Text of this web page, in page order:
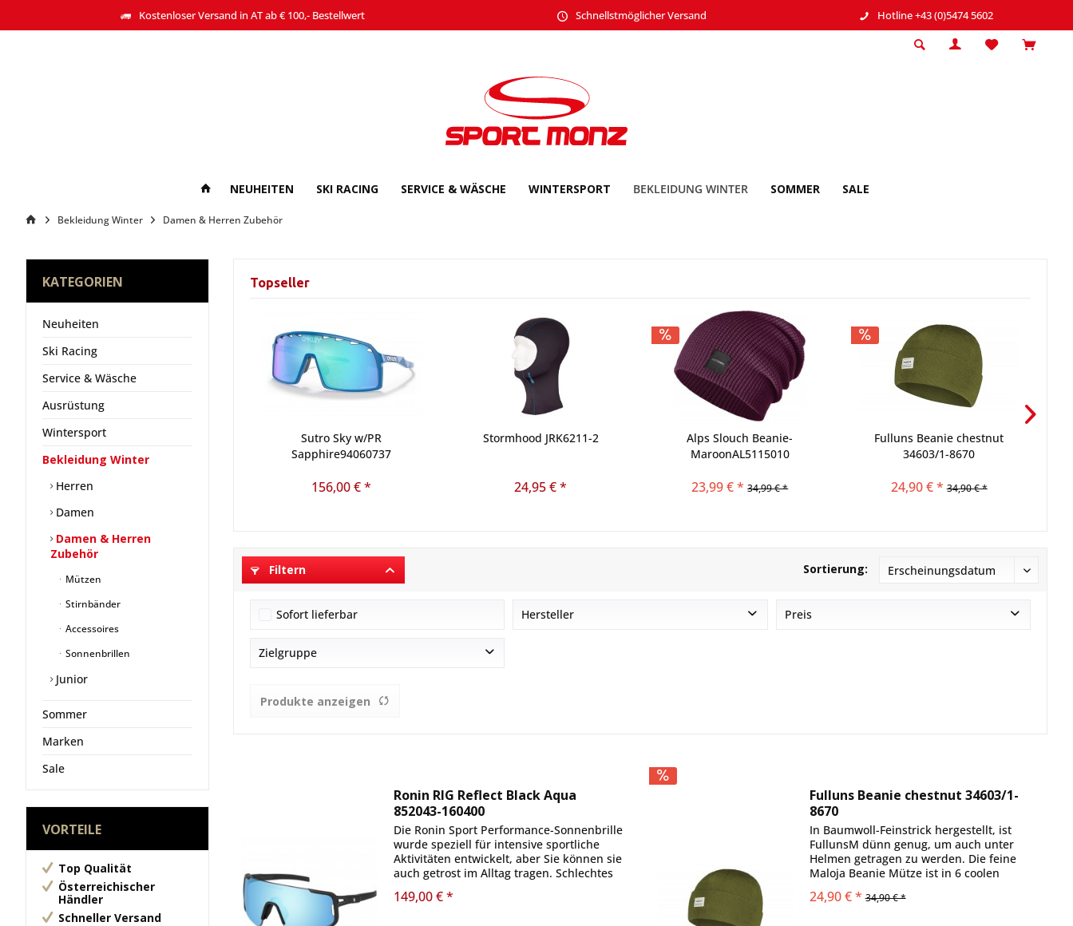
Kostenloser Versand in AT ab € 100,- Bestellwert Schnellstmöglicher Versand Hotline +43 (0)5474 5602
NEUHEITEN SKI RACING SERVICE & WÄSCHE WINTERSPORT BEKLEIDUNG WINTER SOMMER SALE
Bekleidung Winter Damen & Herren Zubehör
KATEGORIEN
Neuheiten
Ski Racing
Service & Wäsche
Ausrüstung
Wintersport
Bekleidung Winter
Herren
Damen
Damen & Herren
Zubehör
Mützen
Stirnbänder
Accessoires
Sonnenbrillen
Junior
Sommer
Marken
Sale
VORTEILE
Top Qualität
Österreichischer
Händler
Schneller Versand
Topseller
Sutro Sky w/PR
Sapphire94060737
156,00 € *
Stormhood JRK6211-2
24,95 € *
Alps Slouch Beanie-
MaroonAL5115010
23,99 € * 34,99 € *
Fulluns Beanie chestnut
34603/1-8670
24,90 € * 34,90 € *
Filtern Sortierung:
Sofort lieferbar Hersteller Preis
Zielgruppe
Unisex
Produkte anzeigen
Ronin RIG Reflect Black Aqua
852043-160400
Die Ronin Sport Performance-Sonnenbrille
wurde speziell für intensive sportliche
Aktivitäten entwickelt, aber Sie können sie
auch getrost im Alltag tragen. Schlechtes
Ausgestattet mit unseren...
149,00 € *
Fulluns Beanie chestnut 34603/1-
8670
In Baumwoll-Feinstrick hergestellt, ist
FullunsM dünn genug, um auch unter
Helmen getragen zu werden. Die feine
Maloja Beanie Mütze ist in 6 coolen
breiten Umschlag.
24,90 € * 34,90 € *